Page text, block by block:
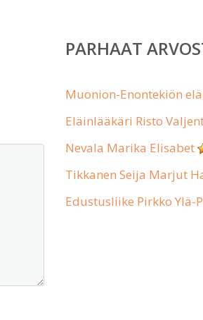
PARHAAT
Muonion-Enontekiön
Eläinlääkäri Risto
Nevala Marika Elisabet
Tikkanen Seija Marjut
Edustusliike Pirkko Ylä-